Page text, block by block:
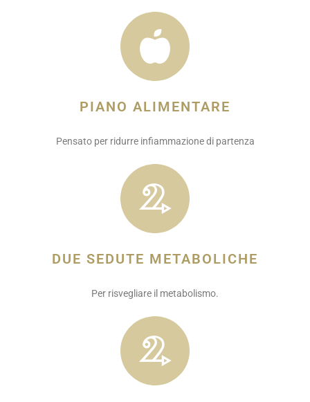
PIANO ALIMENTARE
Pensato per ridurre infiammazione di partenza
DUE SEDUTE METABOLICHE
Per risvegliare il metabolismo.